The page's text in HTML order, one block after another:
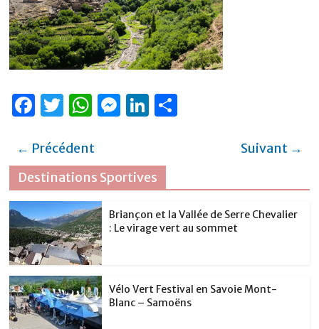
F
c
e
b
o
o
k
T
it
te
r
W
at
s
A
p
p
M
e
n
g
Li
e
dI
n
er
← Précédent
Suivant →
Destinations Sportives
Briançon et la Vallée de Serre Chevalier
: Le virage vert au sommet
Vélo Vert Festival en Savoie Mont-
Blanc – Samoëns